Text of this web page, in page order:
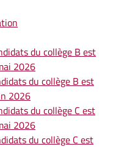
du collège B est
2026
du collège B est
2026
du collège C est
2026
du collège C est